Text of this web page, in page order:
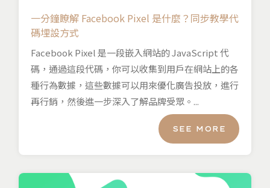
一分鐘瞭解 Facebook Pixel 是什麼？同步教學代
碼埋設方式
Facebook Pixel 是一段嵌入網站的 JavaScript 代
碼，通過這段代碼，你可以收集到用戶在網站上的各
種行為數據，這些數據可以用來優化廣告投放，進行
再行銷，然後進一步深入了解品牌受眾。...
SEE MORE